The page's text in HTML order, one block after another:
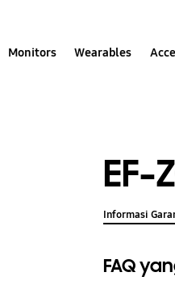
Monitors Wearables
EF-
Informasi
FAQ